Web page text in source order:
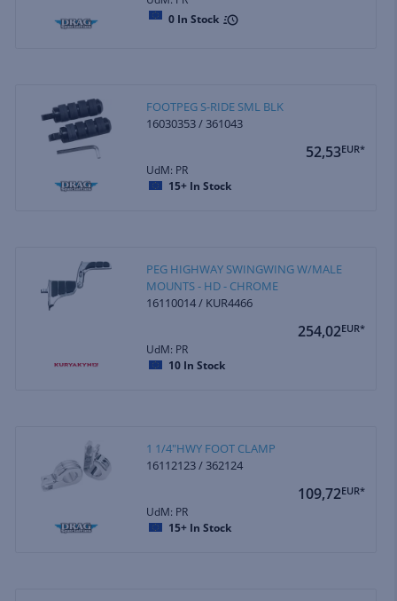
0 In Stock
FOOTPEG S-RIDE SML BLK
16030353 / 361043
52,53EUR*
UdM: PR
15+ In Stock
PEG HIGHWAY SWINGWING W/MALE
MOUNTS - HD - CHROME
16110014 / KUR4466
254,02EUR*
UdM: PR
10 In Stock
1 1/4"HWY FOOT CLAMP
16112123 / 362124
109,72EUR*
UdM: PR
15+ In Stock